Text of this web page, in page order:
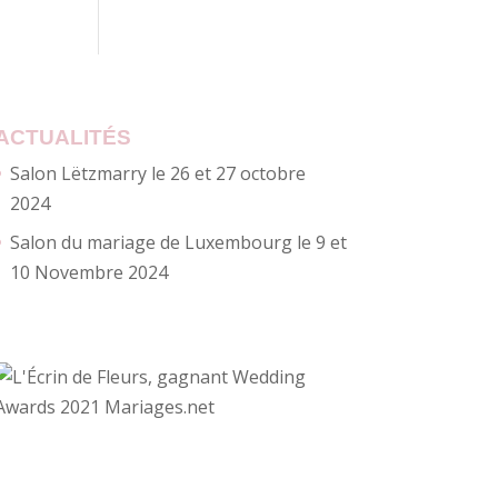
Salon Lëtzmarry le 26 et 27 octobre
2024
Salon du mariage de Luxembourg le 9 et
10 Novembre 2024